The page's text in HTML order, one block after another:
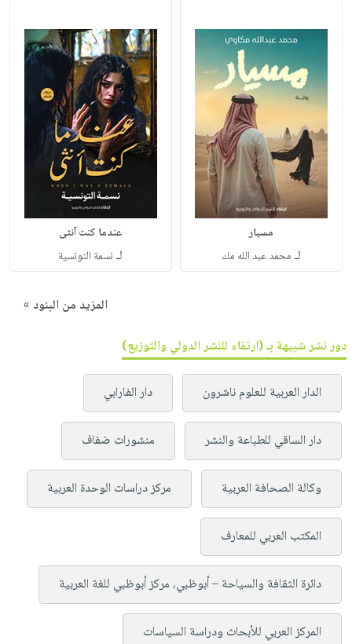
مسيار
لـ محمد عبد الله مك
عندما كنت آنثى
لـ نسمة التونسية
المزيد من البنود »
دور نشر شبيهة بـ (ارتقاء للنشر الدولي والتوزيع)
الدار العربية للعلوم ناشرون دار الفارابي
دار الساقي للطباعة والنشر منشورات ضفاف
وكالة الصحافة العربية مركز دراسات الوحدة العربية
المكتب العربي للمعارف
دائرة الثقافة والسياحة – أبوظبي، مركز أبوظبي للغة العربية
المركز العربي للأبحاث ودراسة السياسات